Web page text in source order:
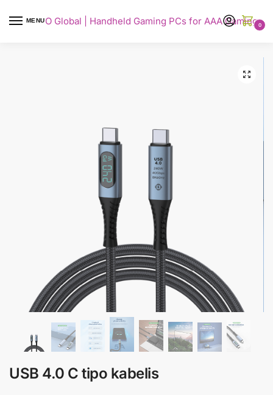
MENU
AYANEO Global | Handheld Gaming PCs for AAA Gaming0
USB 4.0 C tipo kabelis